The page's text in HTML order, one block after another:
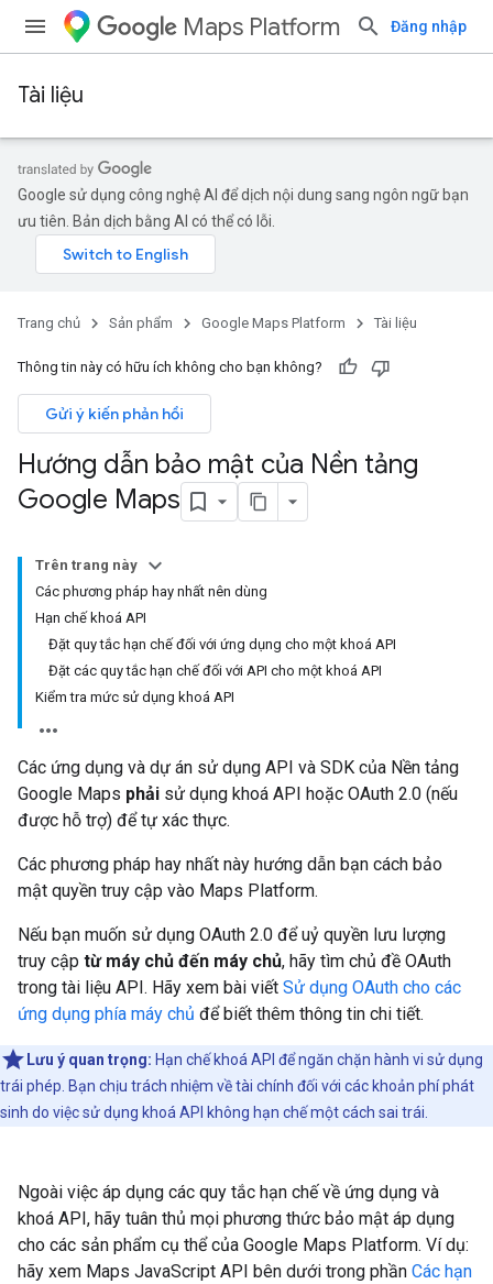
Maps Platform Đăng nhập
Tài liệu
Google sử dụng công nghệ AI để dịch nội dung sang ngôn ngữ bạn
ưu tiên. Bản dịch bằng AI có thể có lỗi.
Trang chủ Sản phẩm Google Maps Platform Tài liệu
Thông tin này có hữu ích không cho bạn không?
Gửi ý kiến phản hồi
Hướng dẫn bảo mật của Nền tảng
Google Maps
Trên trang này
Các phương pháp hay nhất nên dùng
Hạn chế khoá API
Đặt quy tắc hạn chế đối với ứng dụng cho một khoá API
Đặt các quy tắc hạn chế đối với API cho một khoá API
Kiểm tra mức sử dụng khoá API
Các ứng dụng và dự án sử dụng API và SDK của Nền tảng
Google Maps phải sử dụng khoá API hoặc OAuth 2.0 (nếu
được hỗ trợ) để tự xác thực.
Các phương pháp hay nhất này hướng dẫn bạn cách bảo
mật quyền truy cập vào Maps Platform.
Nếu bạn muốn sử dụng OAuth 2.0 để uỷ quyền lưu lượng
truy cập từ máy chủ đến máy chủ, hãy tìm chủ đề OAuth
trong tài liệu API. Hãy xem bài viết Sử dụng OAuth cho các
ứng dụng phía máy chủ để biết thêm thông tin chi tiết.
Lưu ý quan trọng: Hạn chế khoá API để ngăn chặn hành vi sử dụng
trái phép. Bạn chịu trách nhiệm về tài chính đối với các khoản phí phát
sinh do việc sử dụng khoá API không hạn chế một cách sai trái.
Ngoài việc áp dụng các quy tắc hạn chế về ứng dụng và
khoá API, hãy tuân thủ mọi phương thức bảo mật áp dụng
cho các sản phẩm cụ thể của Google Maps Platform. Ví dụ:
hãy xem Maps JavaScript API bên dưới trong phần Các hạn